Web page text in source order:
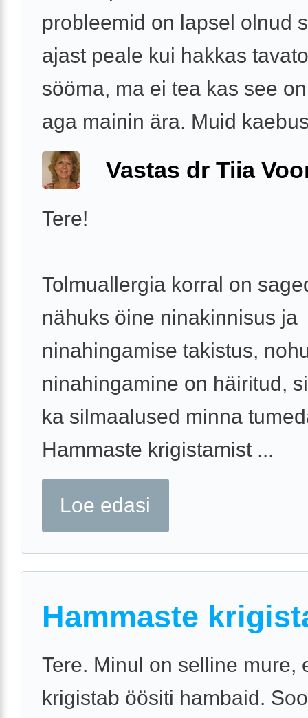
probleemid on lapsel olnud
ajast peale kui hakkas
sööma, ma ei tea kas see
aga mainin ära. Muid
Vastas dr Tiia
Tere!
Tolmuallergia korral on
nähuks öine ninakinnisus ja
ninahingamise takistus,
ninahingamine on häiritud,
ka silmaalused minna
Hammaste krigistamist ...
Loe edasi
Hammaste
Tere. Minul on selline mure,
krigistab öösiti hambaid.